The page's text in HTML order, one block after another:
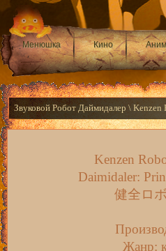
Менюшка Кино
Звуковой Робот Даймидалер \
Kenzen
Daimidaler:
健全ロ
Жанр: